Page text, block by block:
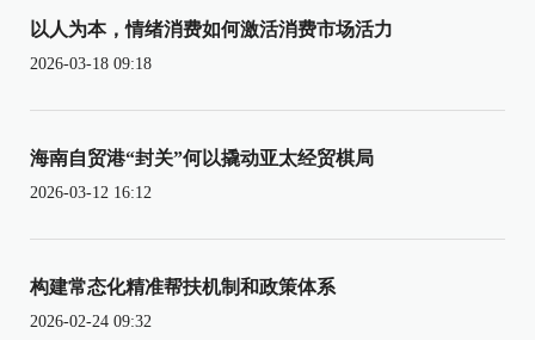
以人为本，情绪消费如何激活消费市场活力
2026-03-18 09:18
海南自贸港“封关”何以撬动亚太经贸棋局
2026-03-12 16:12
构建常态化精准帮扶机制和政策体系
2026-02-24 09:32